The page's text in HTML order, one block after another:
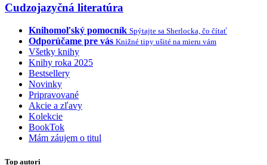
Cudzojazyčná literatúra
Knihomoľský pomocník Spýtajte sa Sherlocka, čo čítať
Odporúčame pre vás Knižné tipy ušité na mieru vám
Všetky knihy
Knihy roka 2025
Bestsellery
Novinky
Pripravované
Akcie a zľavy
Kolekcie
BookTok
Mám záujem o titul
Top autori